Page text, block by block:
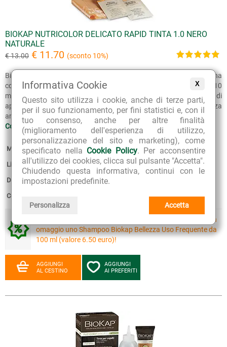
X
Informativa Cookie
Questo sito utilizza i cookie, anche di terze parti,
per il suo funzionamento, per fini statistici e, con il
tuo consenso, anche per altre finalità
(miglioramento dell'esperienza di utilizzo,
personalizzazione del sito e marketing), come
specificato nella Cookie Policy. Per acconsentire
all'utilizzo dei cookies, clicca sul pulsante "Accetta".
Chiudendo questa informativa, continui con le
impostazioni predefinite.
Personalizza Accetta
BIOKAP NUTRICOLOR DELICATO RAPID TINTA 1.0 NERO
NATURALE
€ 13.00 € 11.70 (sconto 10%)
BioKap Nutricolor Delicato Rapid Tinta 1.0 Nero Naturale è una
colorazione permanente per capelli con un tempo di posa di soli 10
minuti. Una formulazione che consente di ridurre i tempi di
applicazione della tinta, ad alta tollerabilità cutanea, senza
ammoniaca, resorcina, parafenilendiammina,...
Continua >>
Marca: Bios Line
Linea: BioKap Nutricolor Delicato Rapid
Disponibilità: 1
Confezione:
Acquista due tinture delle linee Biokap Nutricolor, in
omaggio uno Shampoo Biokap Bellezza Uso Frequente da
100 ml (valore 6.50 euro)!
AGGIUNGI
AL CESTINO
AGGIUNGI
AI PREFERITI